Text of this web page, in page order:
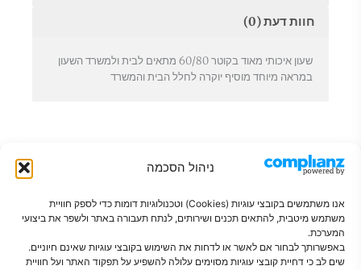
ניהול הסכמה
אנו משתמשים בקובצי עוגיות (Cookies) וטכנולוגיות דומות כדי לספק חוויית
משתמש מיטבית, להתאים תכנים ושירותים, לנתח תעבורה באתר ולשפר את ביצועי
המערכת.
באפשרותך לבחור אם לאשר או לדחות את השימוש בקובצי עוגיות שאינם חיוניים.
שים לב כי דחיית קובצי עוגיות מסוימים עלולה להשפיע על תפקוד האתר ועל חוויית
חוות דעת (0)
שעון איכותי מאוד בקוטר 60/80 מתאים לבית ולמשרד השעון
במראה מיוחד מוסיף יוקרה לחלל הבית והמשרד
פתרונות חכמים לבית מסודר